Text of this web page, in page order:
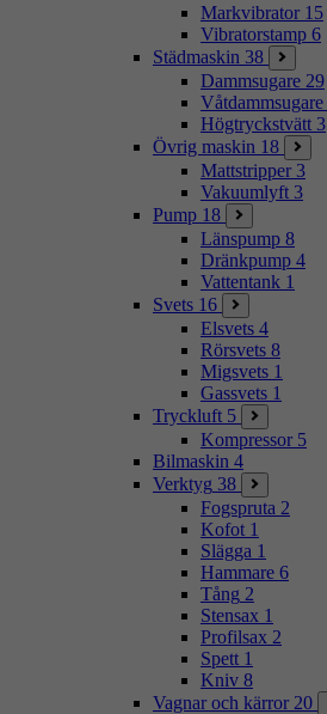
Markvibrator 15
Vibratorstamp 6
Städmaskin 38
Dammsugare 29
Våtdammsugare
Högtryckstvätt 3
Övrig maskin 18
Mattstripper 3
Vakuumlyft 3
Pump 18
Länspump 8
Dränkpump 4
Vattentank 1
Svets 16
Elsvets 4
Rörsvets 8
Migsvets 1
Gassvets 1
Tryckluft 5
Kompressor 5
Bilmaskin 4
Verktyg 38
Fogspruta 2
Kofot 1
Slägga 1
Hammare 6
Tång 2
Stensax 1
Profilsax 2
Spett 1
Kniv 8
Vagnar och kärror 20